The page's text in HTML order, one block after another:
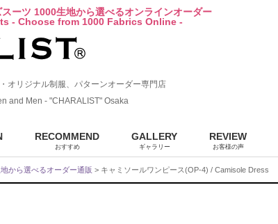
ーツ 1000生地から選べるオンラインオーダー
- Choose from 1000 Fabrics Online -
オリジナル制服、パターンオーダー専門店
and Men - "CHARALIST" Osaka
RECOMMEND
おすすめ
GALLERY
ギャラリー
REVIEW
お客様の声
から選べるオーダー通販 > キャミソールワンピース(OP-4) / Camisole Dress